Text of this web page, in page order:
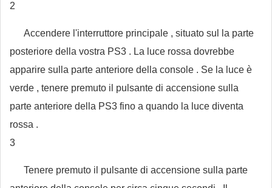
2
Accendere l'interruttore principale , situato sul la parte
posteriore della vostra PS3 . La luce rossa dovrebbe
apparire sulla parte anteriore della console . Se la luce è
verde , tenere premuto il pulsante di accensione sulla
parte anteriore della PS3 fino a quando la luce diventa
rossa .
3
Tenere premuto il pulsante di accensione sulla parte